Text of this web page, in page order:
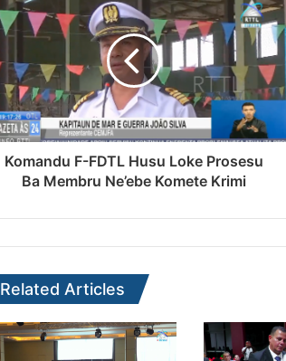
Komandu F-FDTL Husu Loke Prosesu
Ba Membru Ne’ebe Komete Krimi
Related Articles